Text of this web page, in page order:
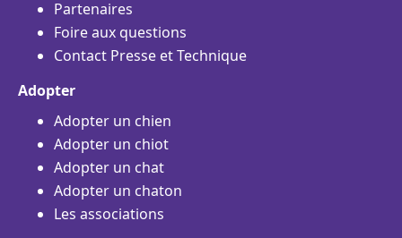
Partenaires
Foire aux questions
Contact Presse et Technique
Adopter
Adopter un chien
Adopter un chiot
Adopter un chat
Adopter un chaton
Les associations